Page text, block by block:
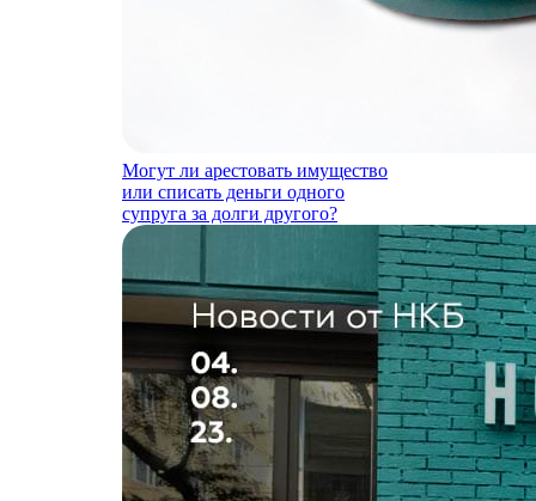
Могут ли арестовать имущество
или списать деньги одного
супруга за долги другого?